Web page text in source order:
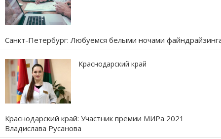
Санкт-Петербург: Любуемся белыми ночами
Краснодарский край
Краснодарский край: Участник премии МИРа 2021
Владислава Русанова